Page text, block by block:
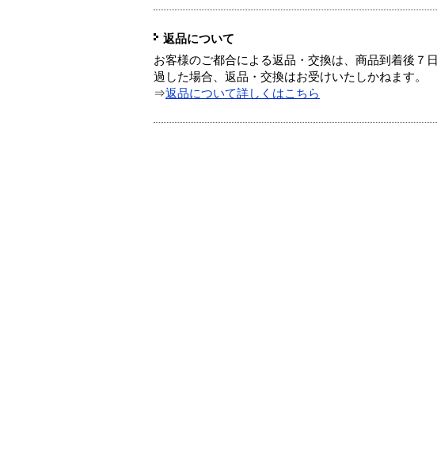
返品について
お客様のご都合による返品・交換は、商品到着後７
過した場合、返品・交換はお受けいたしかねます。
⇒返品について詳しくはこちら